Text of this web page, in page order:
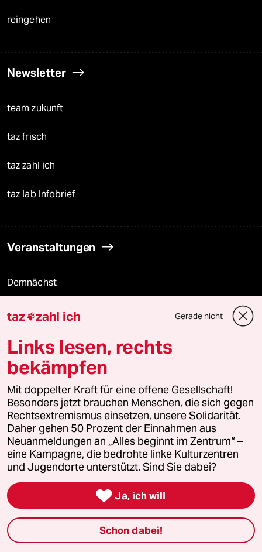
reingehen
Newsletter
team zukunft
taz frisch
taz zahl ich
taz lab Infobrief
Veranstaltungen
Demnächst
Vor Ort
Live im Stream
Vergangene
taz lab 2027
Mehr taz Lesestoff
taz Blogs
taz FUTURZWEI
Le Monde diplomatique
taz zahl ich Gerade nicht
Links lesen, rechts
bekämpfen
Mit doppelter Kraft für eine offene Gesellschaft!
Besonders jetzt brauchen Menschen, die sich gegen
Rechtsextremismus einsetzen, unsere Solidarität.
Daher gehen 50 Prozent der Einnahmen aus
Neuanmeldungen an „Alles beginnt im Zentrum“ –
eine Kampagne, die bedrohte linke Kulturzentren
und Jugendorte unterstützt. Sind Sie dabei?
 Ja, ich will
Schon dabei!